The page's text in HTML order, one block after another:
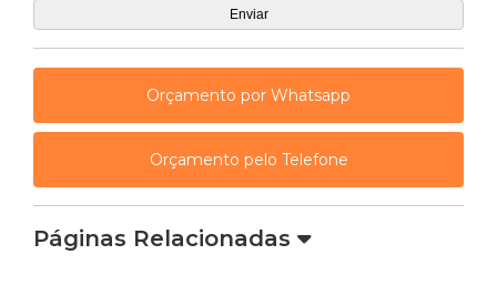
Orçamento por Whatsapp
Orçamento pelo Telefone
Páginas Relacionadas